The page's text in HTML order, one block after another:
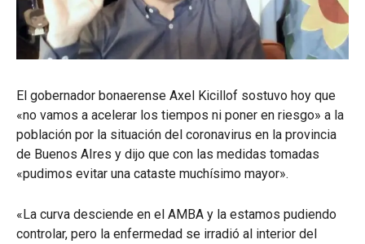
El gobernador bonaerense Axel Kicillof sostuvo hoy que
«no vamos a acelerar los tiempos ni poner en riesgo» a la
población por la situación del coronavirus en la provincia
de Buenos AIres y dijo que con las medidas tomadas
«pudimos evitar una cataste muchísimo mayor».
«La curva desciende en el AMBA y la estamos pudiendo
controlar, pero la enfermedad se irradió al interior del